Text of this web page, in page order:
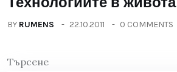
BY RUMENS 22.10.2011 0 COMMENTS
Търсене